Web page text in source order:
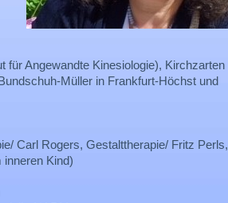
für Angewandte Kinesiologie), Kirchzarten
Müller in Frankfurt-Höchst und
Carl Rogers, Gestalttherapie/ Fritz Perls,
inneren Kind)